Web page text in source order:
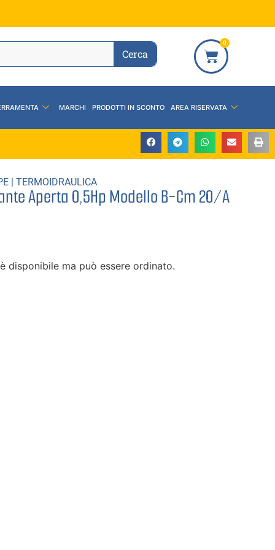
Cerca
0
MARCHI PRODOTTI IN SCONTO AREA RISERVATA
| TERMOIDRAULICA
Aperta 0,5Hp Modello B-Cm 20/A
disponibile ma può essere ordinato.